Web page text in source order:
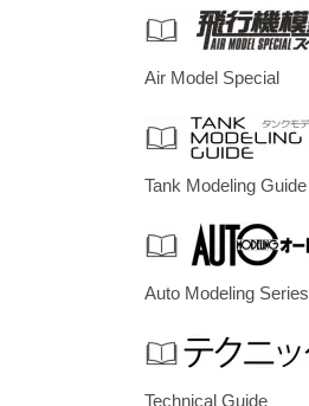
Air Model Special
Tank Modeling Guide
Auto Modeling Series
Technical Guide